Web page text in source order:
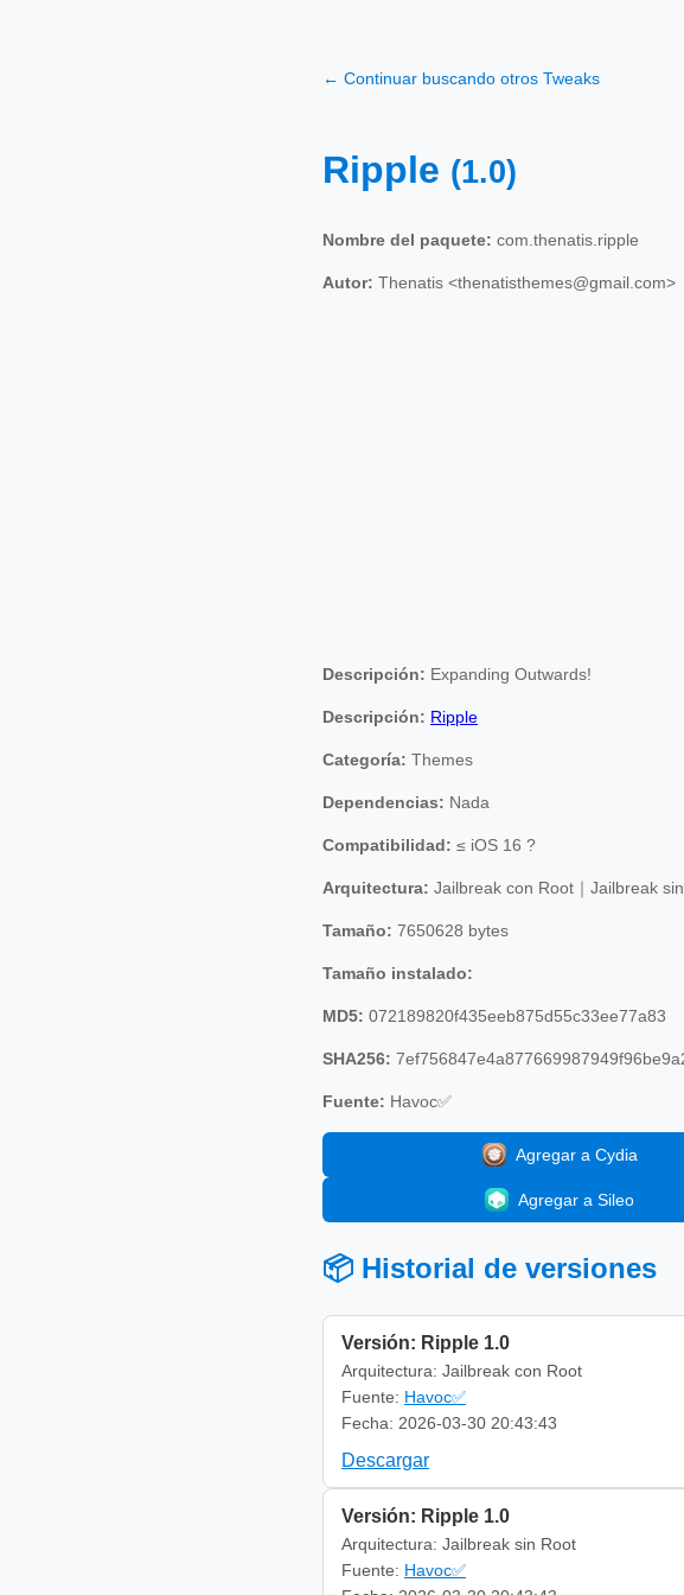
← Continuar buscando otros Tweaks
Ripple (1.0)
Nombre del paquete: com.thenatis.ripple
Autor: Thenatis <thenatisthemes@gmail.com>
Descripción: Expanding Outwards!
Descripción: Ripple
Categoría: Themes
Dependencias: Nada
Compatibilidad: ≤ iOS 16 ?
Arquitectura: Jailbreak con Root｜Jailbreak
Tamaño: 7650628 bytes
Tamaño instalado:
MD5: 072189820f435eeb875d55c33ee77a83
SHA256:
Fuente: Havoc✅
Agregar a Cydia
Agregar a Sileo
📦 Historial de versiones
Versión: Ripple 1.0
Arquitectura: Jailbreak con Root
Fuente: Havoc✅
Fecha: 2026-03-30 20:43:43
Descargar
Versión: Ripple 1.0
Arquitectura: Jailbreak sin Root
Fuente: Havoc✅